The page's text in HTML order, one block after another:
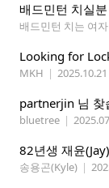
배드민턴 치실분
배드민턴 치는 여자
Looking for
MKH | 2025.10.21
partnerjin 님 찾
bluetree |
82년생 재윤
송용곤(Kyle) |